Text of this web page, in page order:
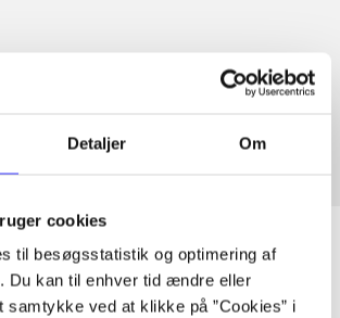
Detaljer Om
cookies
til besøgsstatistik og optimering af
Du kan til enhver tid ændre eller
ved at klikke på ”Cookies” i
emner